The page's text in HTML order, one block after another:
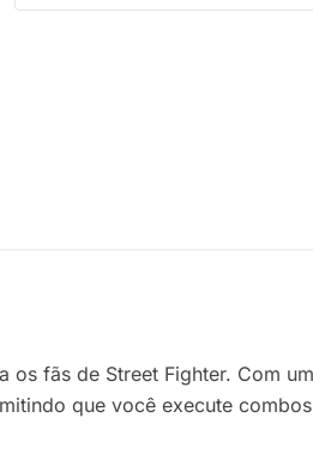
fãs de Street Fighter. Com
que você execute